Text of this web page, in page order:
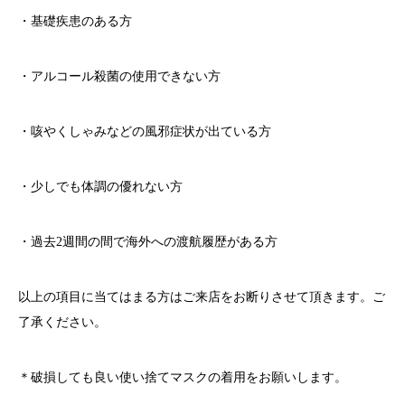
・基礎疾患のある方
・アルコール殺菌の使用できない方
・咳やくしゃみなどの風邪症状が出ている方
・少しでも体調の優れない方
・過去2週間の間で海外への渡航履歴がある方
以上の項目に当てはまる方はご来店をお断りさせて頂きます。ご
了承ください。
＊破損しても良い使い捨てマスクの着用をお願いします。